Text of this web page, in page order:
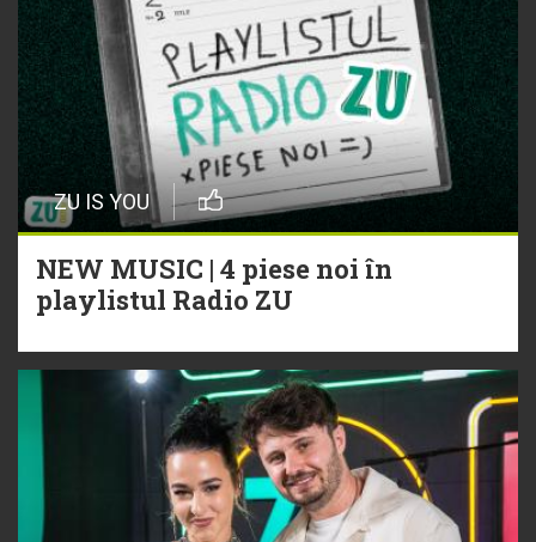
ZU IS YOU
NEW MUSIC | 4 piese noi în
playlistul Radio ZU